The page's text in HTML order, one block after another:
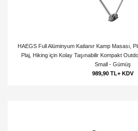
HAEGS Full Alüminyum Katlanır Kamp Masası,
Plaj, Hiking için Kolay Taşınabilir Kompakt
Small - Gümüş
989,90 TL+ KDV